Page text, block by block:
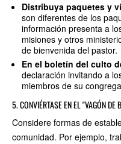
Distribuya paquetes y
son diferentes de los
información presenta a
misiones y otros
de bienvenida del pastor.
En el boletín del culto
declaración invitando a
miembros de su
5. CONVIÉRTASE EN EL "VAGÓN DE
Considere formas de
comunidad. Por ejemplo,